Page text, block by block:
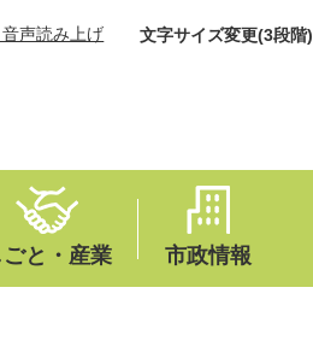
声読み上げ 文字サイズ変更(3段階)
ごと・産業 市政情報